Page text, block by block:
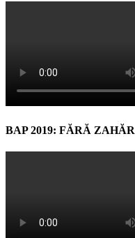
BAP 2019: FĂRĂ ZAHĂR